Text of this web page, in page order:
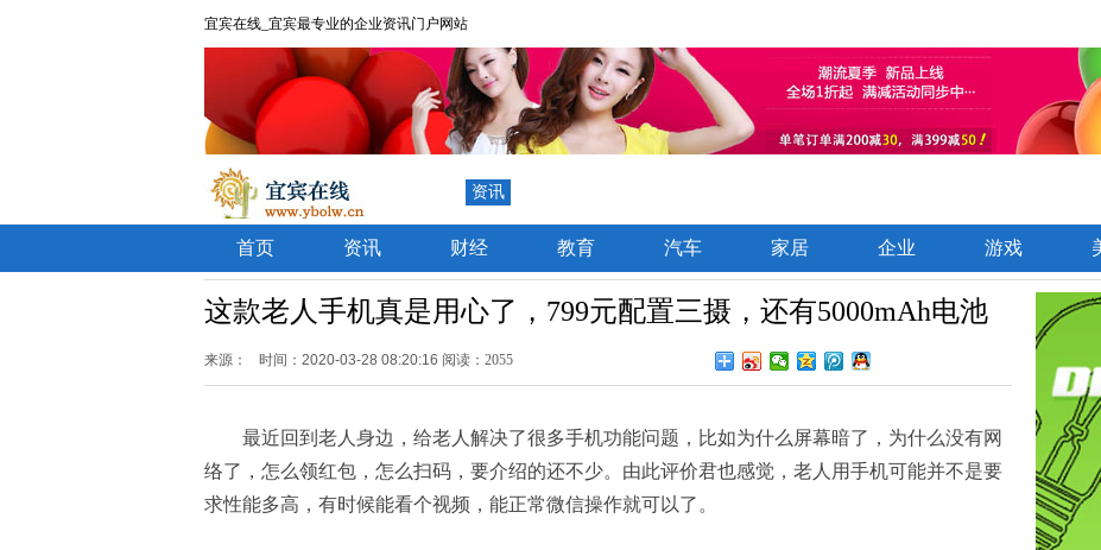
宜宾在线_宜宾最专业的企业资讯门户网站
资讯
首页 资讯 财经 教育 汽车 家居 企业 游戏
这款老人手机真是用心了，799元配置三摄，还有5000mAh电池
来源： 时间：2020-03-28 08:20:16 阅读：2055
最近回到老人身边，给老人解决了很多手机功能问题，比如为什么屏幕暗了，为什么没有网
络了，怎么领红包，怎么扫码，要介绍的还不少。由此评价君也感觉，老人用手机可能并不是要
求性能多高，有时候能看个视频，能正常微信操作就可以了。